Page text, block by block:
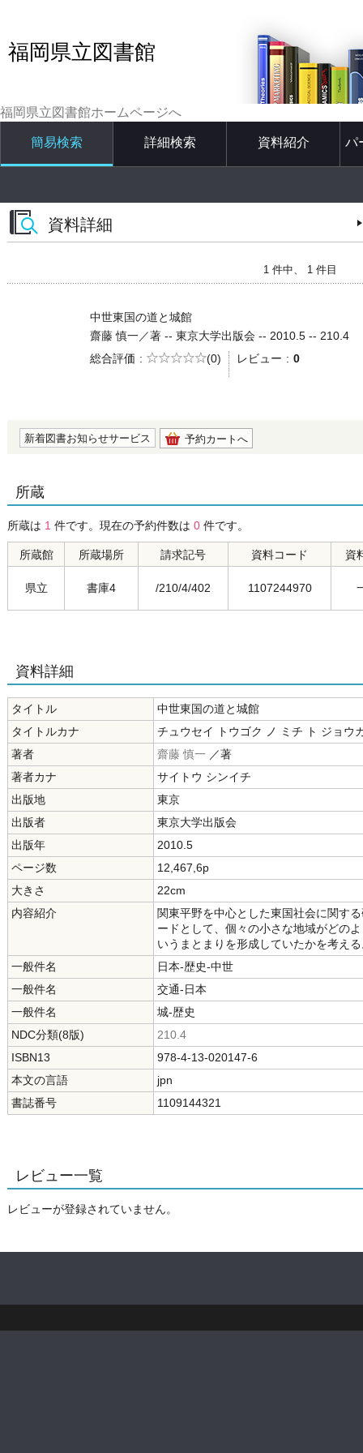
福岡県立図書館
福岡県立図書館ホームページへ
簡易検索 詳細検索 資料紹介 パ
資料詳細
1 件中、 1 件目
中世東国の道と城館
齋藤 慎一／著 -- 東京大学出版会 -- 2010.5 -- 210.4
総合評価
5段階評価
(0) レビュー 0
新着図書お知らせサービス 予約カートへ
所蔵
所蔵は 1 件です。現在の予約件数は 0 件です。
所蔵館 所蔵場所 請求記号 資料コード 資
県立 書庫4 /210/4/402 1107244970
資料詳細
タイトル
中世東国の道と城館
タイトルカナ
チュウセイ トウゴク ノ ミチ ト ジョウ
著者
齋藤 慎一 ／著
著者カナ
サイトウ シンイチ
出版地
東京
出版者
東京大学出版会
出版年
2010.5
ページ数
12,467,6p
大きさ
22cm
内容紹介
関東平野を中心とした東国社会に関す
ードとして、個々の小さな地域がどの
いうまとまりを形成していたかを考え
一般件名
日本-歴史-中世
一般件名
交通-日本
一般件名
城-歴史
NDC分類(8版)
210.4
ISBN13
978-4-13-020147-6
本文の言語
jpn
書誌番号
1109144321
レビュー一覧
レビューが登録されていません。